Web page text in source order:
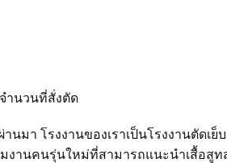
ำนวนที่สั่งตัด
มา โรงงานของเราเป็นโรงงานตัดเย็
งานคนรุ่นใหม่ที่สามารถแนะนำเสื้อสูท